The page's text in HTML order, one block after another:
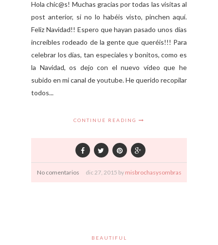
Hola chic@s! Muchas gracias por todas las visitas al
post anterior, si no lo habéis visto, pinchen aquí.
Feliz Navidad!! Espero que hayan pasado unos días
increíbles rodeado de la gente que queréis!!! Para
celebrar los días, tan especiales y bonitos, como es
la Navidad, os dejo con el nuevo vídeo que he
subido en mi canal de youtube. He querido recopilar
todos...
CONTINUE READING
No comentarios dic27, 2015 by misbrochasysombras
BEAUTIFUL